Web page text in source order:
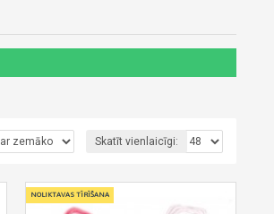
Skatīt vienlaicīgi:
NOLIKTAVAS TĪRĪŠANA